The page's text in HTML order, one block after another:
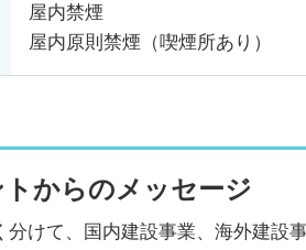
屋内禁煙
屋内原則禁煙（喫煙所あり）
からのメッセージ
分けて、国内建設事業、海外建設